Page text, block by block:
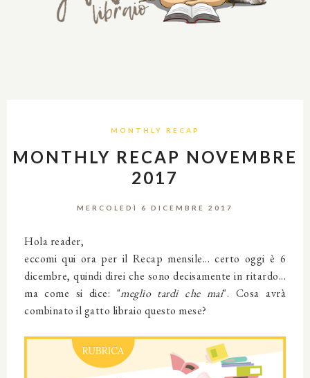
MONTHLY RECAP
MONTHLY RECAP NOVEMBRE
2017
MERCOLEDÌ 6 DICEMBRE 2017
Hola reader,
eccomi qui ora per il Recap mensile... certo oggi è 6
dicembre, quindi direi che sono decisamente in ritardo...
ma come si dice: "meglio tardi che mai". Cosa avrà
combinato il gatto libraio questo mese?